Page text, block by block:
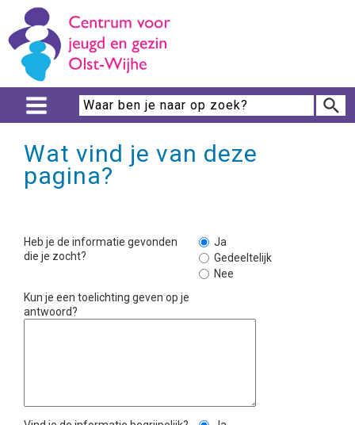
Wat vind je van deze
pagina?
Heb je de informatie gevonden
die je zocht?
Ja
Gedeeltelijk
Nee
Kun je een toelichting geven op je
antwoord?